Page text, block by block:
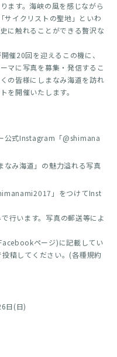
ます。海峡の風を感じながら
サイクリストの聖地」といわ
に触れることができる贅沢な
催20回を迎えるこの機に、
マに写真を募集・発信するこ
の皆様にしまなみ海道を訪れ
を開催いたします。
公式Instagram「@shimana
なみ海道」の魅力溢れる写真
」をつけてInst
行います。写真の郵送等によ
ページ)に記載してい
稿してください。(各種規約
日(日)